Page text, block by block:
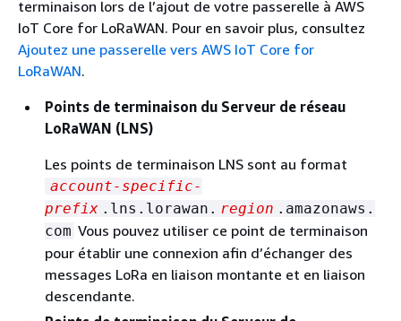
terminaison lors de l’ajout de votre passerelle à AWS
IoT Core for LoRaWAN. Pour en savoir plus, consultez
Ajoutez une passerelle vers AWS IoT Core for
LoRaWAN.
Points de terminaison du Serveur de réseau
LoRaWAN (LNS)
Les points de terminaison LNS sont au format
account-specific-
prefix .lns.lorawan. region .amazonaws.
com Vous pouvez utiliser ce point de terminaison
pour établir une connexion afin d’échanger des
messages LoRa en liaison montante et en liaison
descendante.